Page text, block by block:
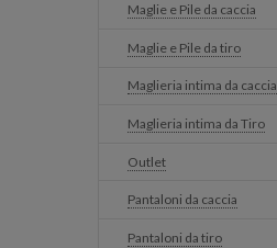
Maglie e Pile da caccia
Maglie e Pile da tiro
Maglieria intima da caccia
Maglieria intima da Tiro
Outlet
Pantaloni da caccia
Pantaloni da tiro